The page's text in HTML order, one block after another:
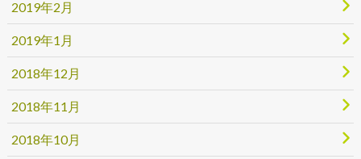
2019年2月
2019年1月
2018年12月
2018年11月
2018年10月